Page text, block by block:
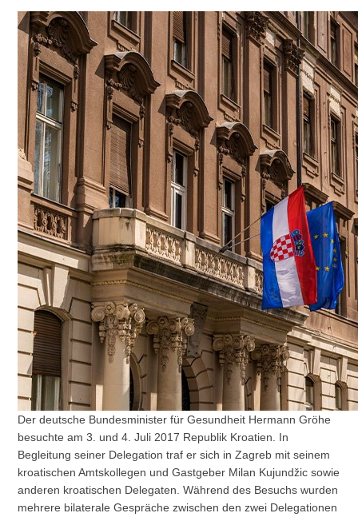
Der deutsche Bundesminister für Gesundheit Hermann Gröhe
besuchte am 3. und 4. Juli 2017 Republik Kroatien. In
Begleitung seiner Delegation traf er sich in Zagreb mit seinem
kroatischen Amtskollegen und Gastgeber Milan Kujundžic sowie
anderen kroatischen Delegaten. Während des Besuchs wurden
mehrere bilaterale Gespräche zwischen den zwei Delegationen